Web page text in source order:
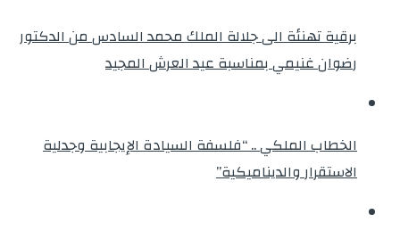
برقية تهنئة الى جلالة الملك محمد السادس من الدكتور
رضوان غنيمي بمناسبة عيد العرش المجيد
الخطاب الملكي .. “فلسفة السيادة الإيجابية وجدلية
الاستقرار والديناميكية”